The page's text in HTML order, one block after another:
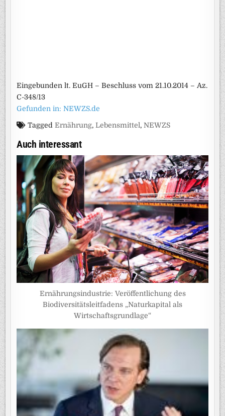
Eingebunden lt. EuGH – Beschluss vom 21.10.2014 – Az.
C-348/13
Gefunden in: NEWZS.de
TaggedErnährung,Lebensmittel,NEWZS
Auch interessant
Ernährungsindustrie: Veröffentlichung des
Biodiversitätsleitfadens „Naturkapital als
Wirtschaftsgrundlage“